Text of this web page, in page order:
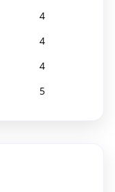
4
4
4
5